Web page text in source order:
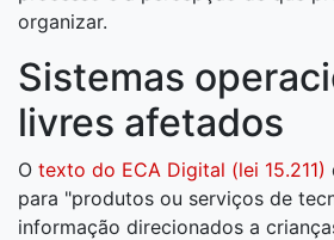
organizar.
Sistemas
livres afetados
O texto do ECA Digital (lei 15.211)
para "produtos ou serviços de
informação direcionados a